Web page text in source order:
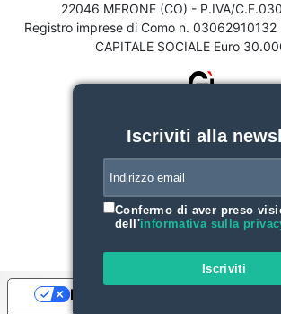
22046 MERONE (CO) - P.IVA/
Registro imprese di Como n.
CAPITALE SOCIALE Euro
Iscriviti alla
Confermo di aver preso
dell'informativa sulla
Iscriviti
Le tue preferenze relative alla